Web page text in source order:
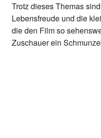
Trotz dieses Themas
Lebensfreude und die
die den Film so
Zuschauer ein